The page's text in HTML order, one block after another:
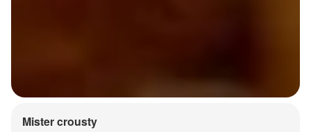
Mister crousty